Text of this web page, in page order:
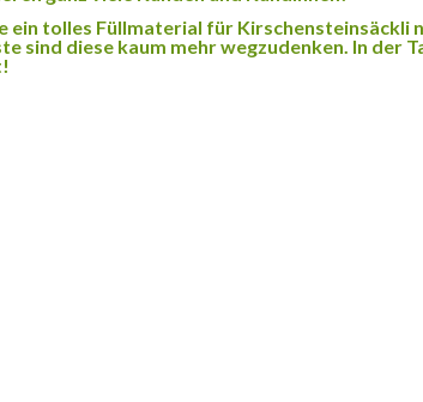
tolles Füllmaterial für Kirschensteinsäckli
diese kaum mehr wegzudenken. In der